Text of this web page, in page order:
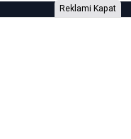
Reklami Kapat